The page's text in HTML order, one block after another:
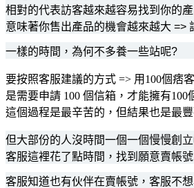
相對的代表訪客越來越容易找到你的產
意味著你售出產品的機會越來越大 =>
一樣的時間，為何不多養一些站呢?
要按照客服建議的方式 => 用100個痞
是需要申請 100 個信箱，才能擁有100
這個過程是最辛苦的，但結果也是最豐
但大部份的人沒時間一個一個慢慢創立
客服這裡花了點時間，找到願意賣帳號
客服知道也有伙伴在賣帳號，客服不